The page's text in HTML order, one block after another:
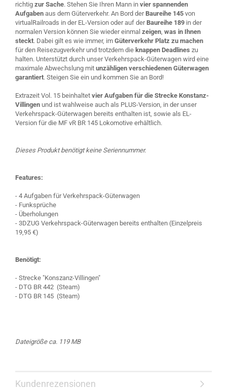
richtig zur Sache. Stehen Sie Ihren Mann in vier spannenden
Aufgaben aus dem Güterverkehr. An Bord derBaureihe 145 von
virtualRailroads in der EL-Version oder auf derBaureihe 189 in der
normalen Version können Sie wieder einmal zeigen, was in Ihnen
steckt. Dabei gilt es wie immer, im Güterverkehr Platz zu machen
für den Reisezugverkehr und trotzdem die knappen Deadlines zu
halten. Unterstützt durch unser Verkehrspack-Güterwagen wird eine
maximale Abwechslung mit unzähligen verschiedenen Güterwagen
garantiert. Steigen Sie ein und kommen Sie an Bord!
Extrazeit Vol. 15 beinhaltet vier Aufgaben für die Strecke Konstanz-
Villingen und ist wahlweise auch als PLUS-Version, in der unser
Verkehrspack-Güterwagen bereits enthalten ist, sowie als EL-
Version für die MF vR BR 145 Lokomotive erhältlich.
Dieses Produkt benötigt keine Seriennummer.
Features:
- 4 Aufgaben für Verkehrspack-Güterwagen
- Funksprüche
- Überholungen
- 3DZUG Verkehrspack-Güterwagen bereits enthalten (Einzelpreis
19,95 €)
Benötigt:
- Strecke "Konszanz-Villingen"
- DTG BR 442 (Steam)
- DTG BR 145 (Steam)
Dateigröße ca. 119 MB
Kundenrezensionen